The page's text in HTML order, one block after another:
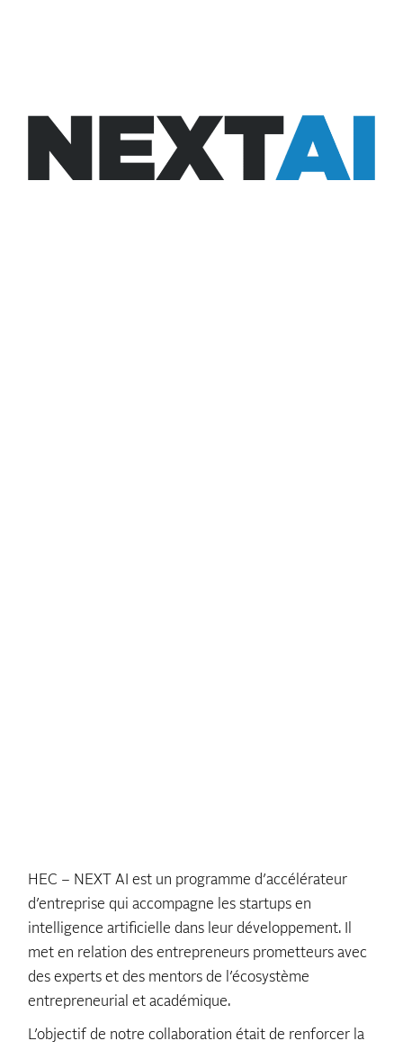
HEC – NEXT AI est un programme d’accélérateur
d’entreprise qui accompagne les startups en
intelligence artificielle dans leur développement. Il
met en relation des entrepreneurs prometteurs avec
des experts et des mentors de l’écosystème
entrepreneurial et académique.
L’objectif de notre collaboration était de renforcer la